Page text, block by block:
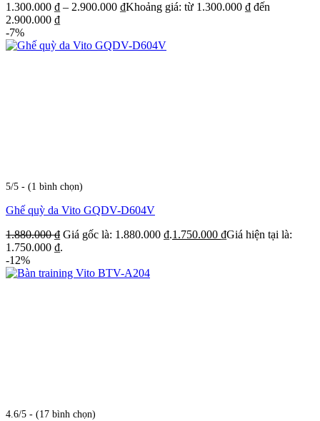
1.300.000 ₫ – 2.900.000 ₫Khoảng giá: từ 1.300.000 ₫ đến
2.900.000 ₫
-7%
5/5 - (1 bình chọn)
Ghế quỳ da Vito GQDV-D604V
1.880.000₫ Giá gốc là: 1.880.000 ₫.1.750.000 ₫Giá hiện tại là:
1.750.000 ₫.
-12%
4.6/5 - (17 bình chọn)